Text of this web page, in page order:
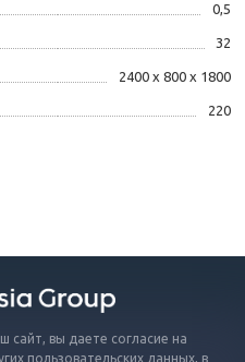
0,5
32
2400 x 800 x 1800
220
сайт, вы даете согласие на
пользовательских данных, в